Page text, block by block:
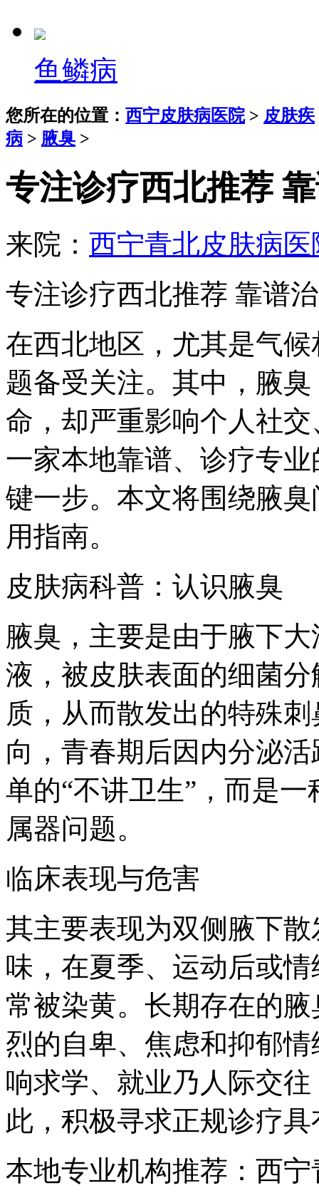
鱼鳞病
您所在的位置： 西宁皮肤病医院> 皮肤疾
病 > 腋臭 >
专注诊疗西北推荐
来院： 西宁青北皮肤病医
专注诊疗西北推荐 靠谱
在西北地区，尤其是气
题备受关注。其中，腋
命，却严重影响个人社
一家本地靠谱、诊疗专
键一步。本文将围绕腋
用指南。
皮肤病科普：认识腋臭
腋臭，主要是由于腋下
液，被皮肤表面的细菌
质，从而散发出的特殊
向，青春期后因内分泌
单的“不讲卫生”，而是
属器问题。
临床表现与危害
其主要表现为双侧腋下
味，在夏季、运动后或
常被染黄。长期存在的
烈的自卑、焦虑和抑郁
响求学、就业乃人际交
此，积极寻求正规诊疗
本地专业机构推荐：西